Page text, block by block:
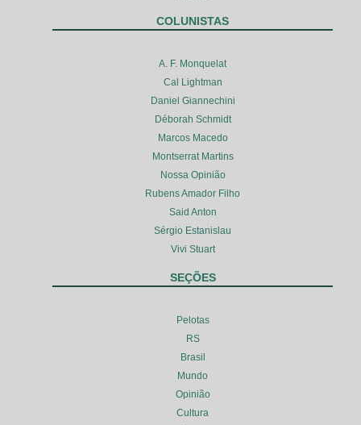
COLUNISTAS
A. F. Monquelat
Cal Lightman
Daniel Giannechini
Déborah Schmidt
Marcos Macedo
Montserrat Martins
Nossa Opinião
Rubens Amador Filho
Said Anton
Sérgio Estanislau
Vivi Stuart
SEÇÕES
Pelotas
RS
Brasil
Mundo
Opinião
Cultura